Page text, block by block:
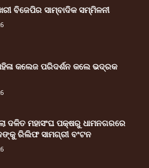
ବିଜେପିର ସାମ୍ବାଦିକ ସମ୍ମିଳନୀ
କଲେଜ ପରିଦର୍ଶନ କଲେ ଭଦ୍ରକ
ଦଳିତ ମହାସଂଘ ପକ୍ଷରୁ ଧାମନଗରରେ
ରିଲିଫ ସାମଗ୍ରୀ ବଂଟନ